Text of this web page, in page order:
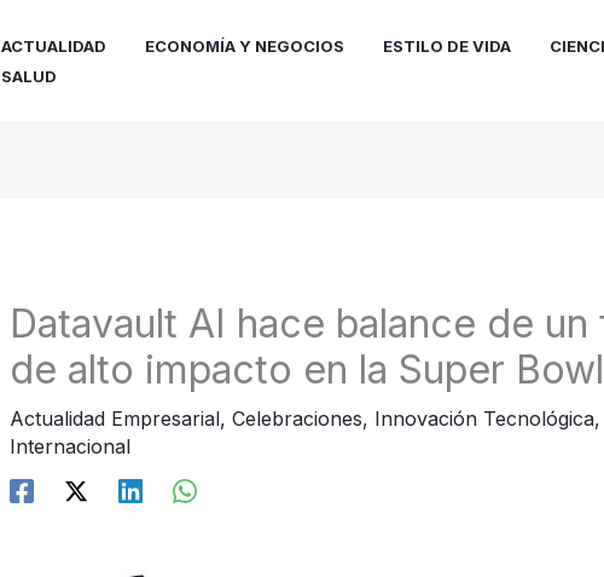
ACTUALIDAD ECONOMÍA Y NEGOCIOS ESTILO DE VIDA
SALUD
Datavault AI hace balance de
de alto impacto en la Super
Actualidad Empresarial, Celebraciones, Innovación Tecnológica,
Internacional